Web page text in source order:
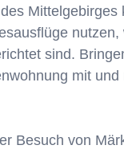
Mittelgebirges
nutzen,
sind.
mit und
Besuch von